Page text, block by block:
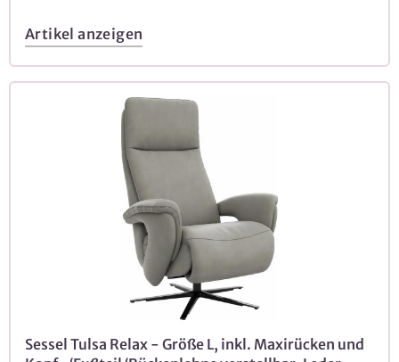
Artikel anzeigen
Sessel Tulsa Relax - Größe L, inkl. Maxirücken und